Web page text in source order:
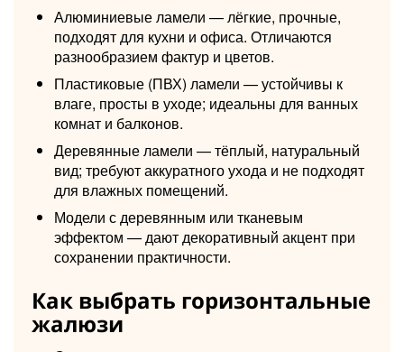
Алюминиевые ламели — лёгкие, прочные,
подходят для кухни и офиса. Отличаются
разнообразием фактур и цветов.
Пластиковые (ПВХ) ламели — устойчивы к
влаге, просты в уходе; идеальны для ванных
комнат и балконов.
Деревянные ламели — тёплый, натуральный
вид; требуют аккуратного ухода и не подходят
для влажных помещений.
Модели с деревянным или тканевым
эффектом — дают декоративный акцент при
сохранении практичности.
Как выбрать горизонтальные
жалюзи